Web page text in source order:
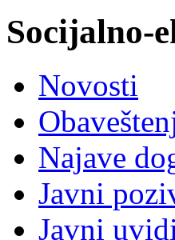
Socijalno-
Novosti
Najave
Javni
Javni